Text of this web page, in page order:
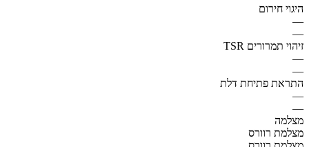
היגוי חירום
—
—
זיהוי תמרורים TSR
—
—
התראת פתיחת דלת
—
—
מצלמה
מצלמת רוורס